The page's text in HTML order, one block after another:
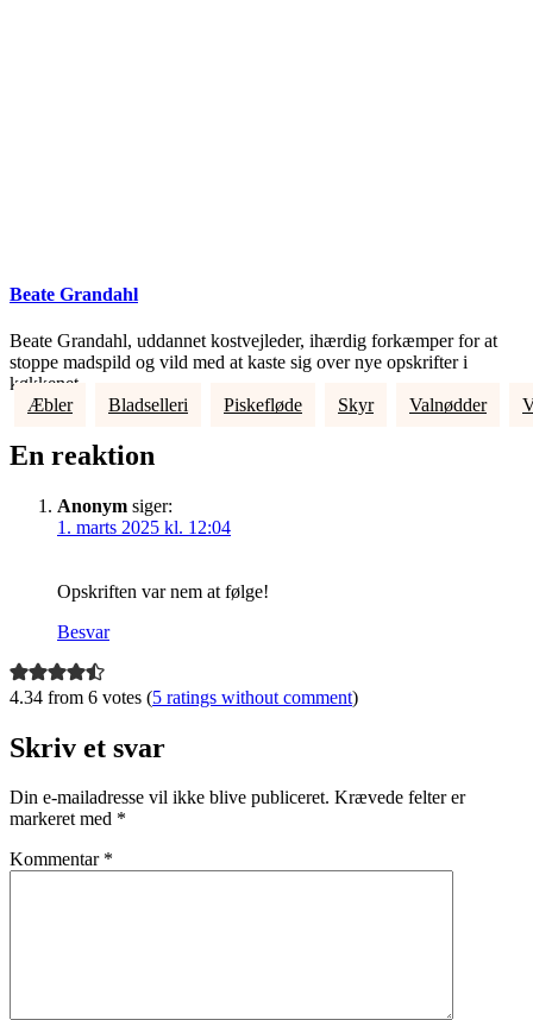
Beate Grandahl
Beate Grandahl, uddannet kostvejleder, ihærdig forkæmper for at
stoppe madspild og vild med at kaste sig over nye opskrifter i
køkkenet.
Æbler
Bladselleri Piskefløde Skyr Valnødder
En reaktion
Anonym siger:
1. marts 2025 kl. 12:04
Opskriften var nem at følge!
Besvar
4.34 from 6 votes (5 ratings without comment)
Skriv et svar
Din e-mailadresse vil ikke blive publiceret. Krævede felter er
markeret med *
Kommentar *